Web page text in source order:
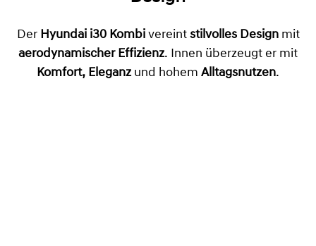
Der Hyundai i30 Kombivereint stilvolles Designmit
aerodynamischer Effizienz. Innen überzeugt er mit
Komfort, Eleganzund hohem Alltagsnutzen.